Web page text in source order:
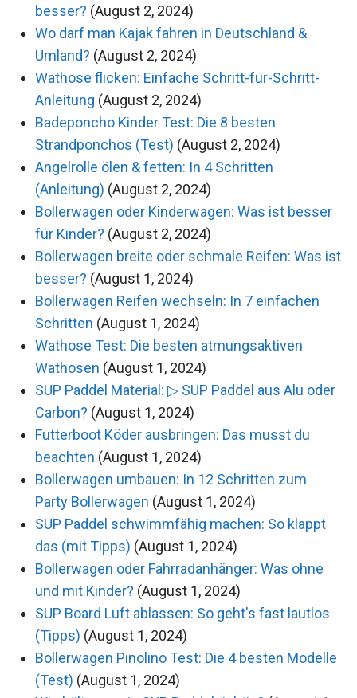
besser? (August 2, 2024)
Wo darf man Kajak fahren in Deutschland &
Umland? (August 2, 2024)
Wathose flicken: Einfache Schritt-für-Schritt-
Anleitung (August 2, 2024)
Badeponcho Kinder Test: Die 8 besten
Strandponchos (Test) (August 2, 2024)
Angelrolle ölen & fetten: In 4 Schritten
(Anleitung) (August 2, 2024)
Bollerwagen oder Kinderwagen: Was ist besser
für Kinder? (August 2, 2024)
Bollerwagen breite oder schmale Reifen: Was ist
besser? (August 1, 2024)
Bollerwagen Reifen wechseln: In 7 einfachen
Schritten (August 1, 2024)
Wathose Test: Die besten atmungsaktiven
Wathosen (August 1, 2024)
SUP Paddel Material: ▷ SUP Paddel aus Alu oder
Carbon? (August 1, 2024)
Futterboot Köder ausbringen: Das musst du
beachten (August 1, 2024)
Bollerwagen umbauen: In 12 Schritten zum
Party Bollerwagen (August 1, 2024)
SUP Paddel schwimmfähig machen: So klappt
das (mit Tipps) (August 1, 2024)
Bollerwagen oder Fahrradanhänger: Was ohne
und mit Kinder? (August 1, 2024)
SUP Board Luft ablassen: So geht's fast lautlos
(Tipps) (August 1, 2024)
Bollerwagen Pinolino Test: Die 4 besten Modelle
(Test) (August 1, 2024)